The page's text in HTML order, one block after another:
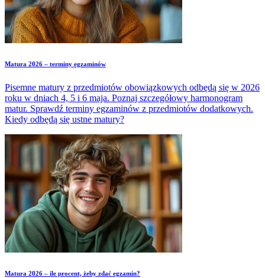
Matura 2026 – terminy egzaminów
Pisemne matury z przedmiotów obowiązkowych odbędą się w 2026
roku w dniach 4, 5 i 6 maja. Poznaj szczegółowy harmonogram
matur. Sprawdź terminy egzaminów z przedmiotów dodatkowych.
Kiedy odbędą się ustne matury?
Matura 2026 – ile procent, żeby zdać egzamin?